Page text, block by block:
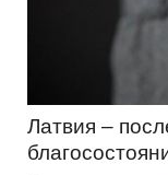
Латвия –